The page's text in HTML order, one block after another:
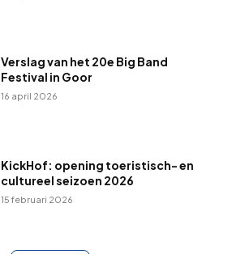
Verslag van het 20e Big Band
Festival in Goor
16 april 2026
KickHof: opening toeristisch- en
cultureel seizoen 2026
15 februari 2026